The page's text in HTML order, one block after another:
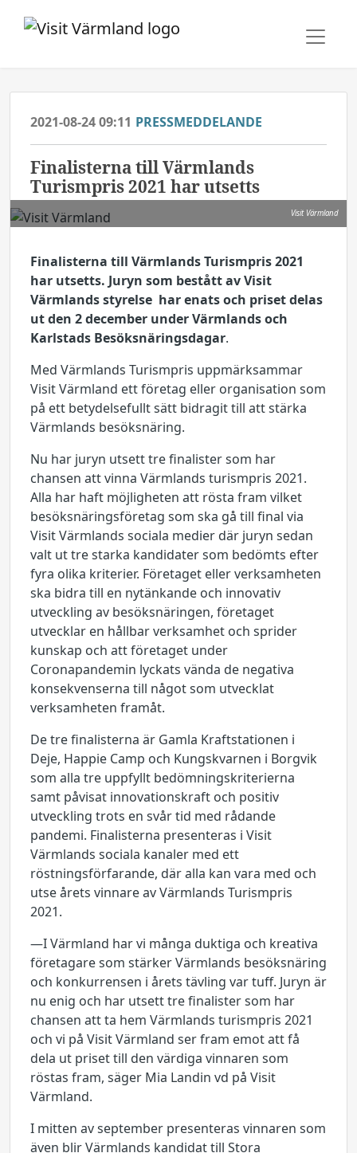
2021-08-24 09:11 PRESSMEDDELANDE
Finalisterna till Värmlands
Turismpris 2021 har utsetts
Visit Värmland
Finalisterna till Värmlands Turismpris 2021
har utsetts. Juryn som bestått av Visit
Värmlands styrelse har enats och priset delas
ut den 2 december under Värmlands och
Karlstads Besöksnäringsdagar.
Med Värmlands Turismpris uppmärksammar
Visit Värmland ett företag eller organisation som
på ett betydelsefullt sätt bidragit till att stärka
Värmlands besöksnäring.
Nu har juryn utsett tre finalister som har
chansen att vinna Värmlands turismpris 2021.
Alla har haft möjligheten att rösta fram vilket
besöksnäringsföretag som ska gå till final via
Visit Värmlands sociala medier där juryn sedan
valt ut tre starka kandidater som bedömts efter
fyra olika kriterier. Företaget eller verksamheten
ska bidra till en nytänkande och innovativ
utveckling av besöksnäringen, företaget
utvecklar en hållbar verksamhet och sprider
kunskap och att företaget under
Coronapandemin lyckats vända de negativa
konsekvenserna till något som utvecklat
verksamheten framåt.
De tre finalisterna är Gamla Kraftstationen i
Deje, Happie Camp och Kungskvarnen i Borgvik
som alla tre uppfyllt bedömningskriterierna
samt påvisat innovationskraft och positiv
utveckling trots en svår tid med rådande
pandemi. Finalisterna presenteras i Visit
Värmlands sociala kanaler med ett
röstningsförfarande, där alla kan vara med och
utse årets vinnare av Värmlands Turismpris
2021.
—I Värmland har vi många duktiga och kreativa
företagare som stärker Värmlands besöksnäring
och konkurrensen i årets tävling var tuff. Juryn är
nu enig och har utsett tre finalister som har
chansen att ta hem Värmlands turismpris 2021
och vi på Visit Värmland ser fram emot att få
dela ut priset till den värdiga vinnaren som
röstas fram, säger Mia Landin vd på Visit
Värmland.
I mitten av september presenteras vinnaren som
även blir Värmlands kandidat till Stora